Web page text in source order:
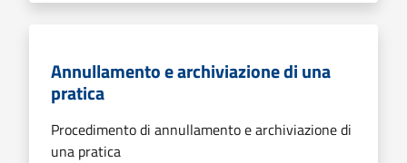
Annullamento e archiviazione di una
pratica
Procedimento di annullamento e archiviazione di
una pratica